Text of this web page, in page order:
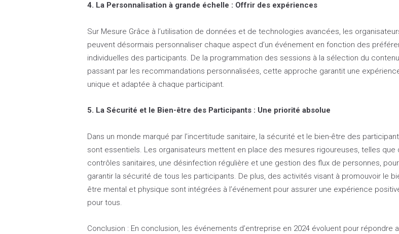
4. La Personnalisation à grande échelle : Offrir des expériences
Sur Mesure Grâce à l’utilisation de données et de technologies avancées, les
peuvent désormais personnaliser chaque aspect d’un événement en fonction des
individuelles des participants. De la programmation des sessions à la sélection du
passant par les recommandations personnalisées, cette approche garantit une
unique et adaptée à chaque participant.
5. La Sécurité et le Bien-être des Participants : Une priorité absolue
Dans un monde marqué par l’incertitude sanitaire, la sécurité et le bien-être des
sont essentiels. Les organisateurs mettent en place des mesures rigoureuses, telles que
contrôles sanitaires, une désinfection régulière et une gestion des flux de personnes, pour
garantir la sécurité de tous les participants. De plus, des activités visant à promouvoir le
être mental et physique sont intégrées à l’événement pour assurer une expérience
pour tous.
Conclusion : En conclusion, les événements d’entreprise en 2024 évoluent pour répondre